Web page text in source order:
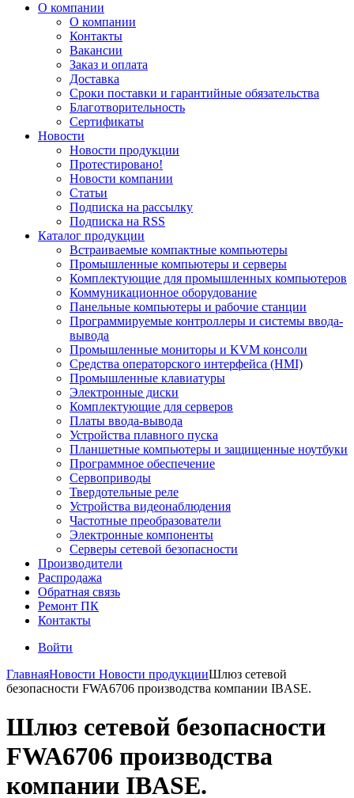
О компании
О компании
Контакты
Вакансии
Заказ и оплата
Доставка
Сроки поставки и гарантийные обязательства
Благотворительность
Сертификаты
Новости
Новости продукции
Протестировано!
Новости компании
Статьи
Подписка на рассылку
Подписка на RSS
Каталог продукции
Встраиваемые компактные компьютеры
Промышленные компьютеры и серверы
Комплектующие для промышленных компьютеров
Коммуникационное оборудование
Панельные компьютеры и рабочие станции
Программируемые контроллеры и системы ввода-
вывода
Промышленные мониторы и KVM консоли
Средства операторского интерфейса (HMI)
Промышленные клавиатуры
Электронные диски
Комплектующие для серверов
Платы ввода-вывода
Устройства плавного пуска
Планшетные компьютеры и защищенные ноутбуки
Программное обеспечение
Сервоприводы
Твердотельные реле
Устройства видеонаблюдения
Частотные преобразователи
Электронные компоненты
Серверы сетевой безопасности
Производители
Распродажа
Обратная связь
Ремонт ПК
Контакты
Войти
ГлавнаяНовости Новости продукцииШлюз сетевой
безопасности FWA6706 производства компании IBASE.
Шлюз сетевой безопасности
FWA6706 производства
компании IBASE.